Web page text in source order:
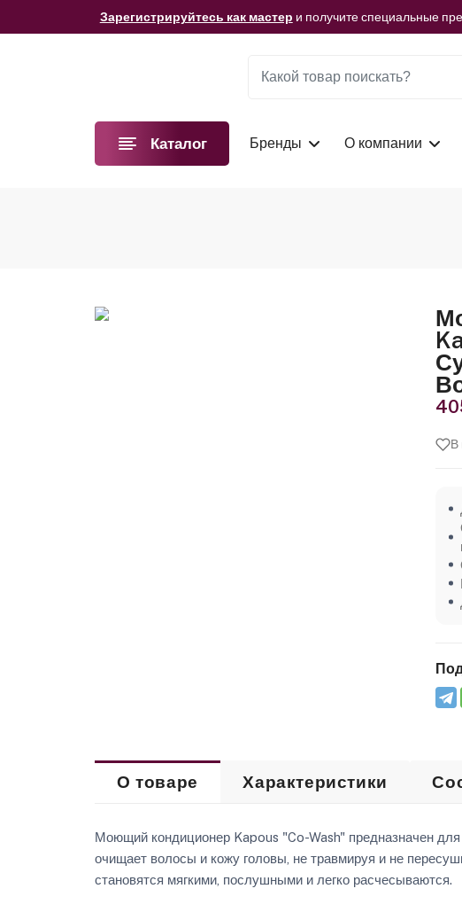
Зарегистрируйтесь как мастер и получите специальные
Мы подготовили для вас видеоматериалы! Смотреть сейчас
Каталог Бренды О компании
В
О товаре Характеристики
Моющий кондиционер Kapous "Co-Wash" предназначен
очищает волосы и кожу головы, не травмируя и не
становятся мягкими, послушными и легко расчесываются.